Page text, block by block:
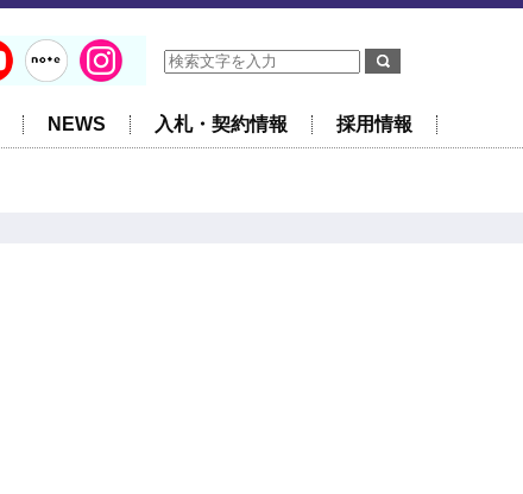
NEWS 入札・契約情報 採用情報